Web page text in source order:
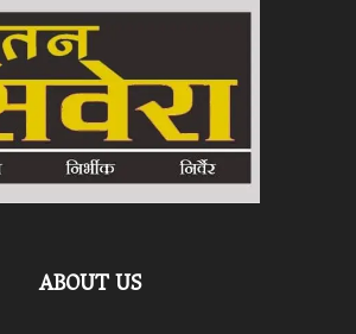
ABOUT US